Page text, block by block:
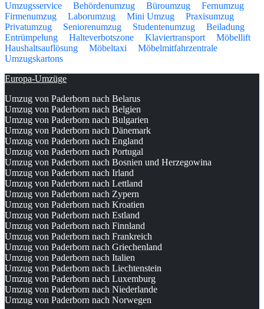
Umzugsservice
Behördenumzug Büroumzug
Fernumzug
Firmenumzug
Laborumzug Mini Umzug
Praxisumzug
Privatumzug
Seniorenumzug Studentenumzug
Beiladung
Entrümpelung
Halteverbotszone Klaviertransport
Möbellift
Haushaltsauflösung
Möbeltaxi
Möbelmitfahrzentrale
Umzugskartons
Europa-Umzüge
Umzug von Paderborn nach Belarus
Umzug von Paderborn nach Belgien
Umzug von Paderborn nach Bulgarien
Umzug von Paderborn nach Dänemark
Umzug von Paderborn nach England
Umzug von Paderborn nach Portugal
Umzug von Paderborn nach Bosnien und Herzegowina
Umzug von Paderborn nach Irland
Umzug von Paderborn nach Lettland
Umzug von Paderborn nach Zypern
Umzug von Paderborn nach Kroatien
Umzug von Paderborn nach Estland
Umzug von Paderborn nach Finnland
Umzug von Paderborn nach Frankreich
Umzug von Paderborn nach Griechenland
Umzug von Paderborn nach Italien
Umzug von Paderborn nach Liechtenstein
Umzug von Paderborn nach Luxemburg
Umzug von Paderborn nach Niederlande
Umzug von Paderborn nach Norwegen